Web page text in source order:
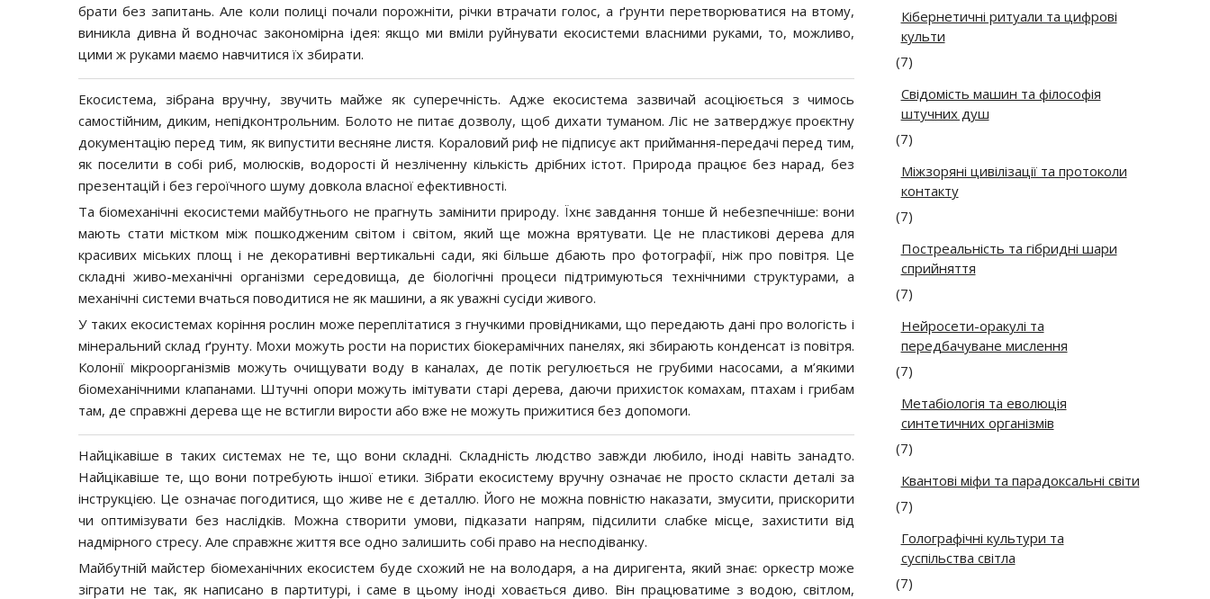
брати без запитань. Але коли полиці почали порожніти, річки втрачати голос, а ґрунти перетворюватися на втому,
виникла дивна й водночас закономірна ідея: якщо ми вміли руйнувати екосистеми власними руками, то, можливо,
цими ж руками маємо навчитися їх збирати.
Екосистема, зібрана вручну, звучить майже як суперечність. Адже екосистема зазвичай асоціюється з чимось
самостійним, диким, непідконтрольним. Болото не питає дозволу, щоб дихати туманом. Ліс не затверджує проєктну
документацію перед тим, як випустити весняне листя. Кораловий риф не підписує акт приймання-передачі перед тим,
як поселити в собі риб, молюсків, водорості й незліченну кількість дрібних істот. Природа працює без нарад, без
презентацій і без героїчного шуму довкола власної ефективності.
Та біомеханічні екосистеми майбутнього не прагнуть замінити природу. Їхнє завдання тонше й небезпечніше: вони
мають стати містком між пошкодженим світом і світом, який ще можна врятувати. Це не пластикові дерева для
красивих міських площ і не декоративні вертикальні сади, які більше дбають про фотографії, ніж про повітря. Це
складні живо-механічні організми середовища, де біологічні процеси підтримуються технічними структурами, а
механічні системи вчаться поводитися не як машини, а як уважні сусіди живого.
У таких екосистемах коріння рослин може переплітатися з гнучкими провідниками, що передають дані про вологість і
мінеральний склад ґрунту. Мохи можуть рости на пористих біокерамічних панелях, які збирають конденсат із повітря.
Колонії мікроорганізмів можуть очищувати воду в каналах, де потік регулюється не грубими насосами, а м’якими
біомеханічними клапанами. Штучні опори можуть імітувати старі дерева, даючи прихисток комахам, птахам і грибам
там, де справжні дерева ще не встигли вирости або вже не можуть прижитися без допомоги.
Найцікавіше в таких системах не те, що вони складні. Складність людство завжди любило, іноді навіть занадто.
Найцікавіше те, що вони потребують іншої етики. Зібрати екосистему вручну означає не просто скласти деталі за
інструкцією. Це означає погодитися, що живе не є деталлю. Його не можна повністю наказати, змусити, прискорити
чи оптимізувати без наслідків. Можна створити умови, підказати напрям, підсилити слабке місце, захистити від
надмірного стресу. Але справжнє життя все одно залишить собі право на несподіванку.
Майбутній майстер біомеханічних екосистем буде схожий не на володаря, а на диригента, який знає: оркестр може
зіграти не так, як написано в партитурі, і саме в цьому іноді ховається диво. Він працюватиме з водою, світлом,
Кібернетичні ритуали та цифрові
культи
(7)
Свідомість машин та філософія
штучних душ
(7)
Міжзоряні цивілізації та протоколи
контакту
(7)
Постреальність та гібридні шари
сприйняття
(7)
Нейросети-оракулі та
передбачуване мислення
(7)
Метабіологія та еволюція
синтетичних організмів
(7)
Квантові міфи та парадоксальні світи
(7)
Голографічні культури та
суспільства світла
(7)